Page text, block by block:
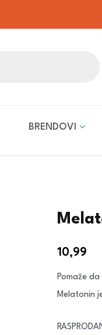
BRENDOVI
10,99
Pomaže
Melatonin